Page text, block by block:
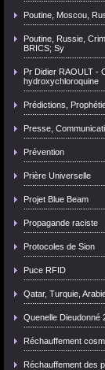
Poutine, Moscou,
Poutine, Russie,
BRICS; Sy
Pr Didier RAOULT -
hydroxychloroquine
Prédictions,
Presse,
Prévention
Prière Universelle
Projet Blue Beam
Propagande raciste
Protocoles de Sion
Puce RFID
Qatar, Turquie,
Quenelle Dieudonné
Réchauffement
Réchauffement des